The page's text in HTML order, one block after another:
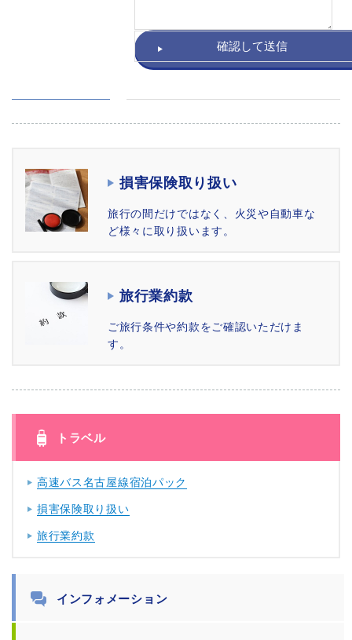
損害保険取り扱い
旅行の間だけではなく、火災や自動車な
ど様々に取り扱います。
旅行業約款
ご旅行条件や約款をご確認いただけま
す。
トラベル
高速バス名古屋線宿泊パック
損害保険取り扱い
旅行業約款
インフォメーション